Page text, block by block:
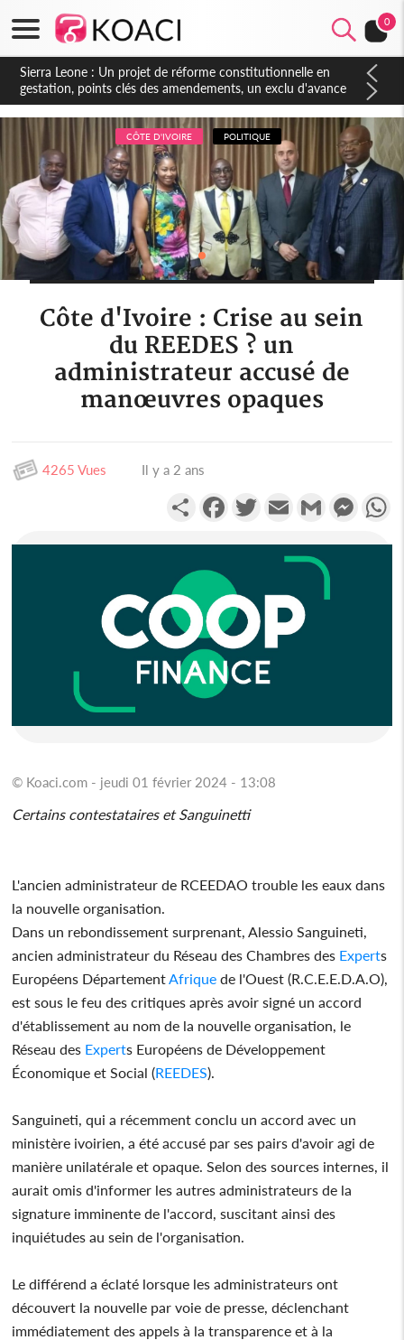
0
Sierra Leone : Un projet de réforme constitutionnelle en
gestation, points clés des amendements, un exclu d'avance
CÔTE D'IVOIRE POLITIQUE
Côte d'Ivoire : Crise au sein
du REEDES ? un
administrateur accusé de
manœuvres opaques
4265 Vues Il y a 2 ans
PartagerFacebookTwitterEmail Gmail
© Koaci.com - jeudi 01 février 2024 - 13:08
Certains contestataires et Sanguinetti
L'ancien administrateur de RCEEDAO trouble les eaux dans
la nouvelle organisation.
Dans un rebondissement surprenant, Alessio Sanguineti,
ancien administrateur du Réseau des Chambres des Experts
Européens Département Afrique de l'Ouest (R.C.E.E.D.A.O),
est sous le feu des critiques après avoir signé un accord
d'établissement au nom de la nouvelle organisation, le
Réseau des Experts Européens de Développement
Économique et Social (REEDES).
Sanguineti, qui a récemment conclu un accord avec un
ministère ivoirien, a été accusé par ses pairs d'avoir agi de
manière unilatérale et opaque. Selon des sources internes, il
aurait omis d'informer les autres administrateurs de la
signature imminente de l'accord, suscitant ainsi des
inquiétudes au sein de l'organisation.
Le différend a éclaté lorsque les administrateurs ont
découvert la nouvelle par voie de presse, déclenchant
immédiatement des appels à la transparence et à la